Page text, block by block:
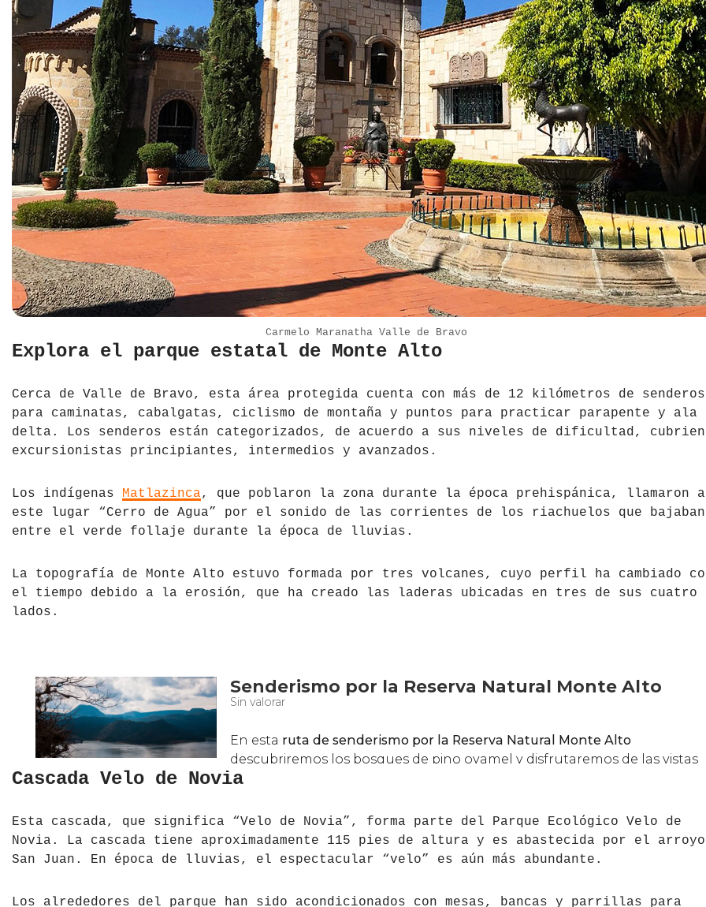
Carmelo Maranatha Valle de Bravo
Explora el parque estatal de Monte Alto
Cerca de Valle de Bravo, esta área protegida cuenta con más de 12 kilómetros de senderos
para caminatas, cabalgatas, ciclismo de montaña y puntos para practicar parapente y ala
delta. Los senderos están categorizados, de acuerdo a sus niveles de dificultad,
excursionistas principiantes, intermedios y avanzados.
Los indígenas Matlazinca, que poblaron la zona durante la época prehispánica, llamaron a
este lugar “Cerro de Agua” por el sonido de las corrientes de los riachuelos que bajaban
entre el verde follaje durante la época de lluvias.
La topografía de Monte Alto estuvo formada por tres volcanes, cuyo perfil ha cambiado
el tiempo debido a la erosión, que ha creado las laderas ubicadas en tres de sus cuatro
lados.
Cascada Velo de Novia
Esta cascada, que significa “Velo de Novia”, forma parte del Parque Ecológico Velo de
Novia. La cascada tiene aproximadamente 115 pies de altura y es abastecida por el arroyo
San Juan. En época de lluvias, el espectacular “velo” es aún más abundante.
Los alrededores del parque han sido acondicionados con mesas, bancas y parrillas para